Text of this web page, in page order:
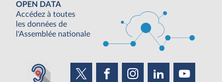
OPEN DATA
Accédez à toutes
les données de
l'Assemblée nationale